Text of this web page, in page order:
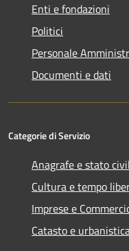
Enti e fondazioni
Politici
Personale
Documenti e dati
Categorie di Servizio
Anagrafe e stato
Cultura e tempo
Imprese e
Catasto e